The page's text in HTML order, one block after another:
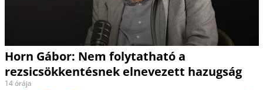
Horn Gábor: Nem folytatható a
rezsicsökkentésnek elnevezett hazugság
14 órája